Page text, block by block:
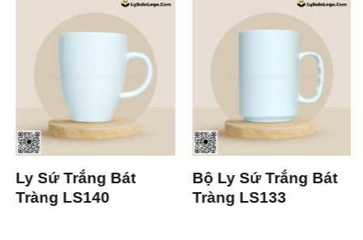
Ly Sứ Trắng Bát
Tràng LS140
Bộ Ly Sứ Trắng Bát
Tràng LS133